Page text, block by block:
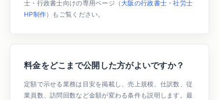
士・行政書士向けの専用ページ（大阪の行政書士・社労士
HP制作）もご覧ください。
料金をどこまで公開した方がよいですか？
定額で示せる業務は目安を掲載し、売上規模、仕訳数、従
業員数、訪問回数など金額が変わる条件も説明します。最